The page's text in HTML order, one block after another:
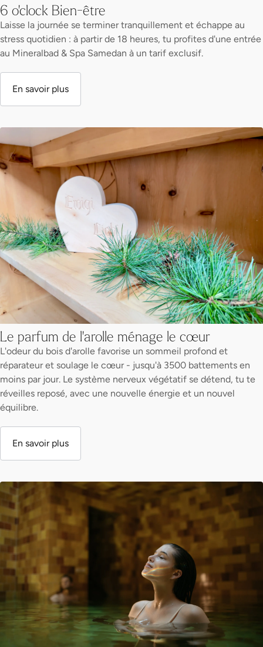
6 o'clock Bien-être
Laisse la journée se terminer tranquillement et échappe au
stress quotidien : à partir de 18 heures, tu profites d'une entrée
au Mineralbad & Spa Samedan à un tarif exclusif.
En savoir plus
Le parfum de l'arolle ménage le cœur
L'odeur du bois d'arolle favorise un sommeil profond et
réparateur et soulage le cœur - jusqu'à 3500 battements en
moins par jour. Le système nerveux végétatif se détend, tu te
réveilles reposé, avec une nouvelle énergie et un nouvel
équilibre.
En savoir plus